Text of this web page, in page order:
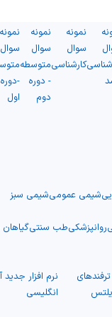
نمونه
سوال
کارشناسی
نمونه
سوال
متوسطه
- دوره
دوم
نمونه
سوال
-دوره
اول
شیمی عمومیشیمی سبز
روانپزشکیطب سنتیگیاهان
نرم افزار
انگلیسی